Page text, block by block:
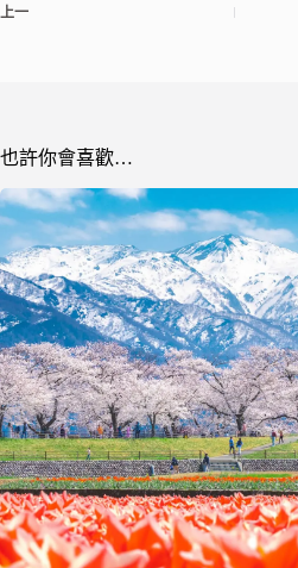
上一
也許你會喜歡…